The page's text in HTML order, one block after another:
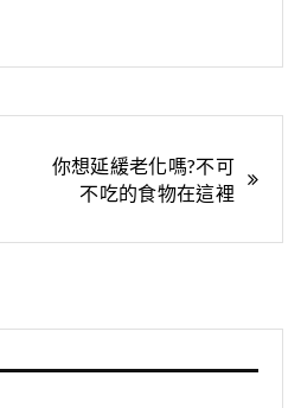
你想延緩老化嗎?不可
不吃的食物在這裡